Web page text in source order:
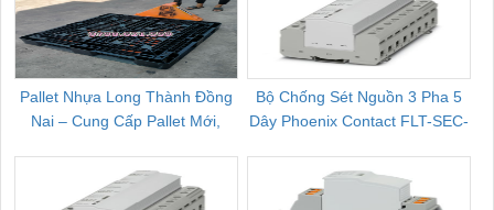
Pallet Nhựa Long Thành Đồng
Nai – Cung Cấp Pallet Mới,
Bộ Chống Sét Nguồn 3 Pha 5
Dây Phoenix Contact FLT-SEC-